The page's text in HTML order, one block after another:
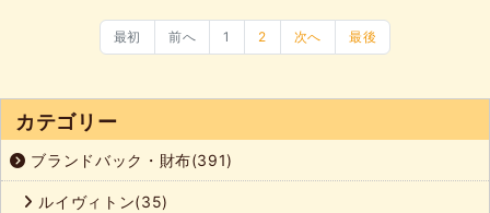
最初 前へ 1 2 次へ 最後
カテゴリー
ブランドバック・財布(391)
ルイヴィトン(35)